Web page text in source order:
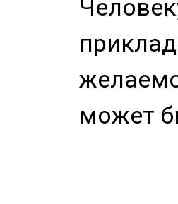
может